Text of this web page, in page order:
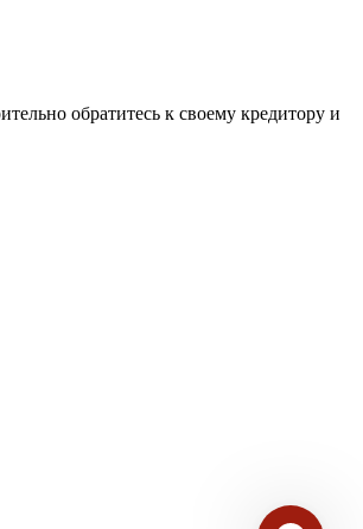
обратитесь к своему кредитору и